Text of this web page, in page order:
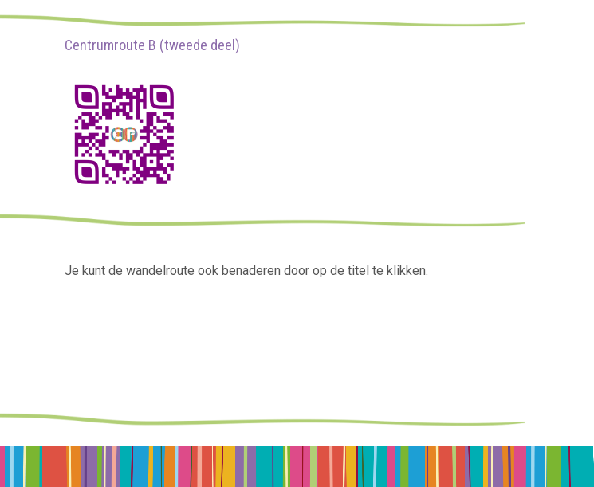
Centrumroute B (tweede deel)
Je kunt de wandelroute ook benaderen door op de titel te klikken.